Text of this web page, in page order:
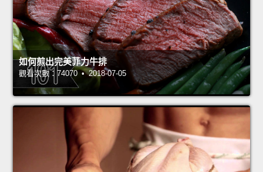
如何煎出完美菲力牛排
觀看次數：74070 • 2018-07-05